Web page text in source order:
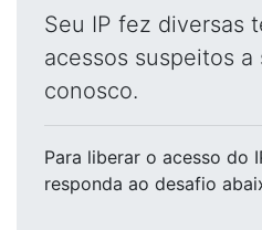
Seu IP fez diversas
acessos suspeitos
conosco.
Para liberar o acesso do
responda ao desafio